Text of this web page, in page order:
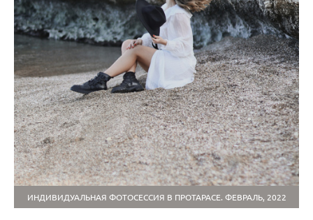
ИНДИВИДУАЛЬНАЯ ФОТОСЕССИЯ В ПРОТАРАСЕ. ФЕВРАЛЬ, 2022